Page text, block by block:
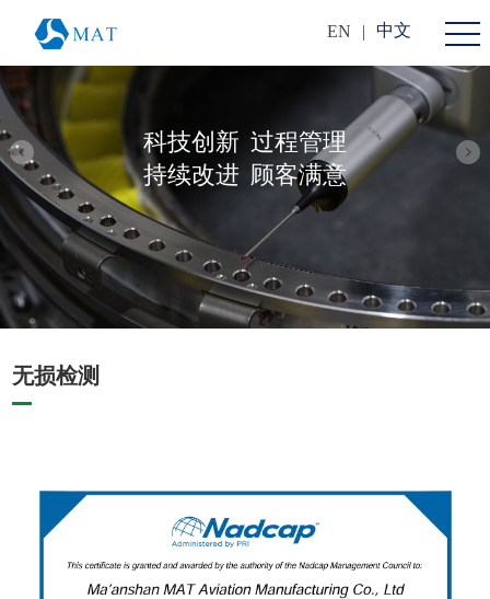
EN | 中文
科技创新 过程管理
持续改进 顾客满意
无损检测